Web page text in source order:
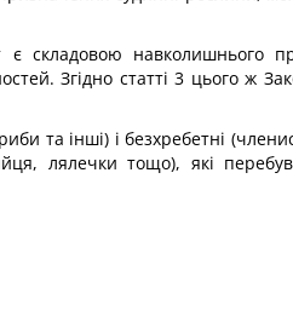
є складовою навколишнього
Згідно статті 3 цього ж
та інші) і безхребетні
лялечки тощо), які